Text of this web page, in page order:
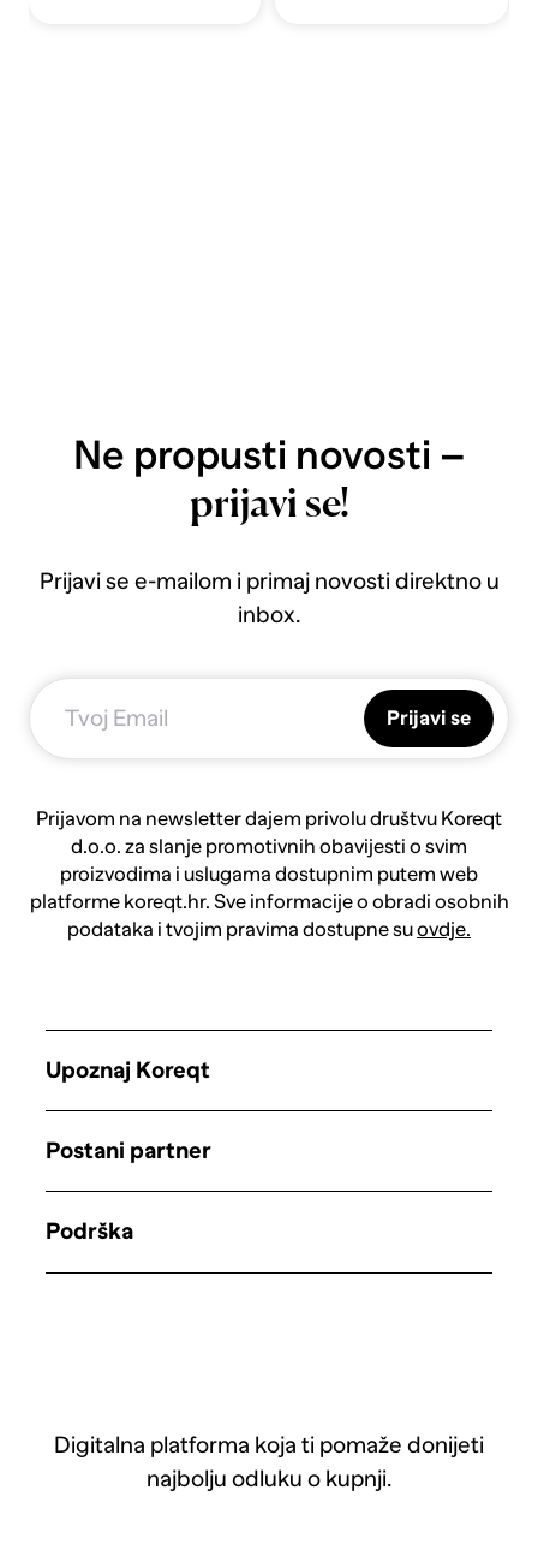
Ne propusti novosti –
prijavi se!
Prijavi se e-mailom i primaj novosti direktno u
inbox.
Prijavi se
Prijavom na newsletter dajem privolu društvu Koreqt
d.o.o. za slanje promotivnih obavijesti o svim
proizvodima i uslugama dostupnim putem web
platforme koreqt.hr. Sve informacije o obradi osobnih
podataka i tvojim pravima dostupne suovdje.
Digitalna platforma koja ti pomaže donijeti
najbolju odluku o kupnji.
Upoznaj Koreqt
Postani partner
Podrška